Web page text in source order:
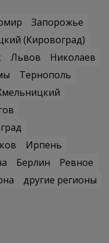
Запорожье
(Кировоград)
Львов
Николаев
Тернополь
Ирпень
Берлин
Ревное
другие регионы